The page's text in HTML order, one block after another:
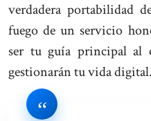
verdadera portabilidad
fuego de un servicio
ser tu guía principal al
gestionarán tu vida digital.